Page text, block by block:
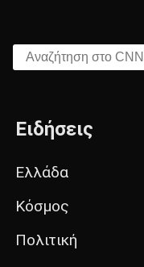
Αναζήτηση στο CNN.gr
Ειδήσεις
Ελλάδα
Κόσμος
Πολιτική